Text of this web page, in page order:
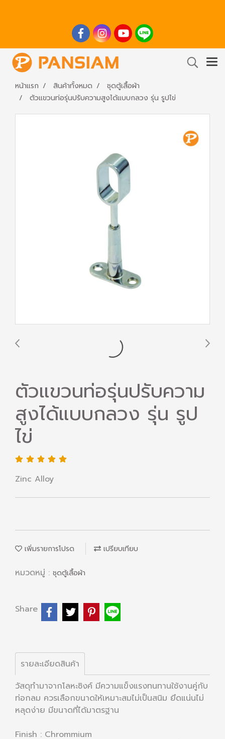
หน้าแรก สินค้าทั้งหมด
ชุดตู้เสื้อผ้า
ตัวแขวนท่อรุ่นปรับความสูงได้แบบกลวง รุ่น รูปไข่
ตัวแขวนท่อรุ่นปรับความ
สูงได้แบบกลวง รุ่น รูป
ไข่
Zinc Alloy
เพิ่มรายการโปรด เปรียบเทียบ
หมวดหมู่ : ชุดตู้เสื้อผ้า
Share
รายละเอียดสินค้า
วัสดุทำมาจากโลหะซิงค์ มีความแข็งแรงทนทานใช้งานคู่กับ
ท่อกลม ควรเลือกขนาดให้เหมาะสมไม่เป็นสนิม ยึดแน่นไม่
หลุดง่าย มีขนาดที่ได้มาตรฐาน
Finish : Chrommium